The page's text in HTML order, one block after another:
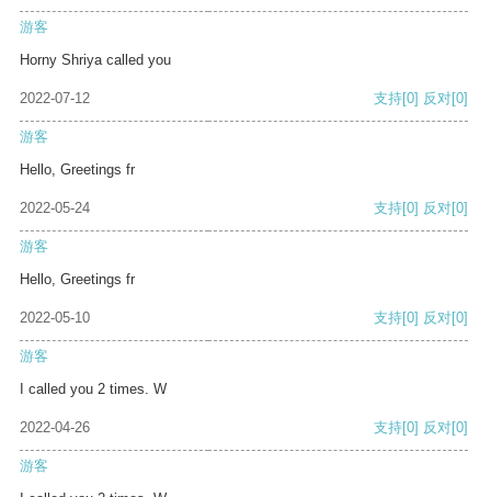
游客
Horny Shriya called you
2022-07-12 支持[0] 反对[0]
游客
Hello, Greetings fr
2022-05-24 支持[0] 反对[0]
游客
Hello, Greetings fr
2022-05-10 支持[0] 反对[0]
游客
I called you 2 times. W
2022-04-26 支持[0] 反对[0]
游客